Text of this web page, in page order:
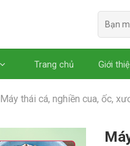
kiếm:
Trang chủ Giới
Máy thái cá, nghiền cua, ốc,